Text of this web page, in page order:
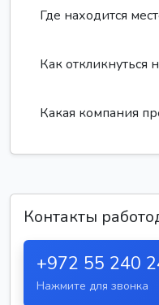
Где находится
Как откликнуться
Какая компания
Контакты
+972 55 240
Нажмите для звонка